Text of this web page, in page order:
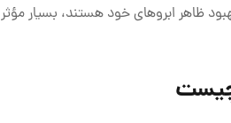
ظاهر ابروهای خود هستند، بسیار مؤثر